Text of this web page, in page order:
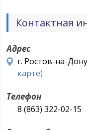
Контактная
Адрес
г. Ростов-на-
карте)
Телефон
8 (863) 322-02-15